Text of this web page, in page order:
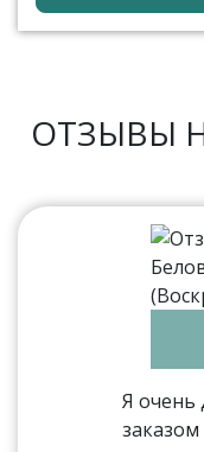
ОТЗЫВЫ
Я очень